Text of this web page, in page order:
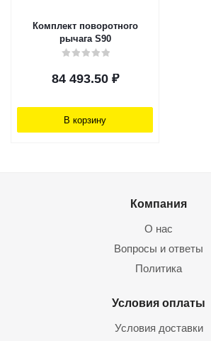
Комплект поворотного
рычага S90
84 493.50₽
В корзину
Компания
О нас
Вопросы и ответы
Политика
Условия оплаты
Условия доставки